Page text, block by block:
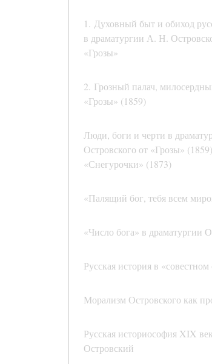
1. Духовный быт и обиход
в драматургии А. Н.
«Грозы»
2. Грозный палач,
«Грозы» (1859)
Люди, боги и черти в
Островского от «Грозы»
«Снегурочки» (1873)
«Палящий бог, тебя всем
«Число бога» в драматургии
Русская история в «совестном
Морализм Островского как
Русская историософия XIX
Островский